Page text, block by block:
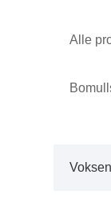
Alle